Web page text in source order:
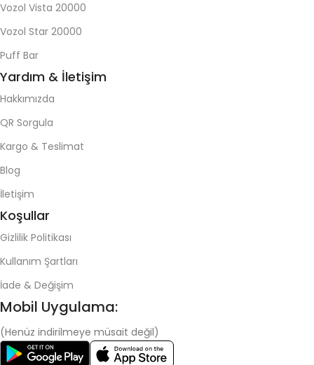
Vozol Vista 20000
Vozol Star 20000
Puff Bar
Yardım & İletişim
Hakkımızda
QR Sorgula
Kargo & Teslimat
Blog
İletişim
Koşullar
Gizlilik Politikası
Kullanım Şartları
İade & Değişim
Mobil Uygulama:
(Henüz indirilmeye müsait değil)